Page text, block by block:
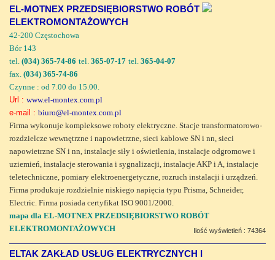
EL-MOTNEX PRZEDSIĘBIORSTWO ROBÓT
ELEKTROMONTAŻOWYCH
42-200 Częstochowa
Bór 143
tel. (034) 365-74-86 tel. 365-07-17 tel. 365-04-07
fax. (034) 365-74-86
Czynne : od 7.00 do 15.00.
Url : www.el-montex.com.pl
e-mail : biuro@el-montex.com.pl
Firma wykonuje kompleksowe roboty elektryczne. Stacje transformatorowo-
rozdzielcze wewnętrzne i napowietrzne, sieci kablowe SN i nn, sieci
napowietrzne SN i nn, instalacje siły i oświetlenia, instalacje odgromowe i
uziemień, instalacje sterowania i sygnalizacji, instalacje AKP i A, instalacje
teletechniczne, pomiary elektroenergetyczne, rozruch instalacji i urządzeń.
Firma produkuje rozdzielnie niskiego napięcia typu Prisma, Schneider,
Electric. Firma posiada certyfikat ISO 9001/2000.
mapa dla EL-MOTNEX PRZEDSIĘBIORSTWO ROBÓT
ELEKTROMONTAŻOWYCH
Ilość wyświetleń : 74364
ELTAK ZAKŁAD USŁUG ELEKTRYCZNYCH I